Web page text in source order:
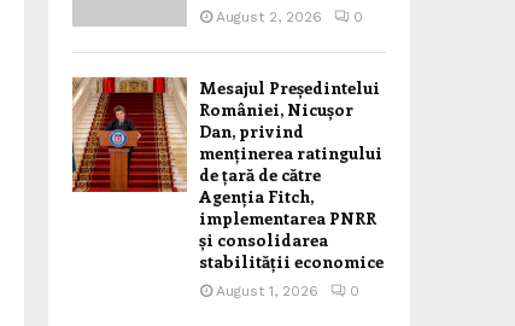
August 2, 2026 0
Mesajul Președintelui
României, Nicușor
Dan, privind
menținerea ratingului
de țară de către
Agenția Fitch,
implementarea PNRR
și consolidarea
stabilității economice
August 1, 2026 0